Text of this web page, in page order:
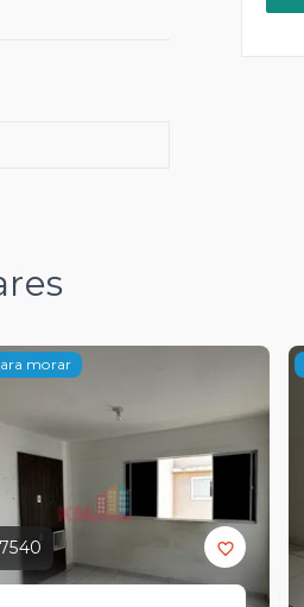
morar
7540